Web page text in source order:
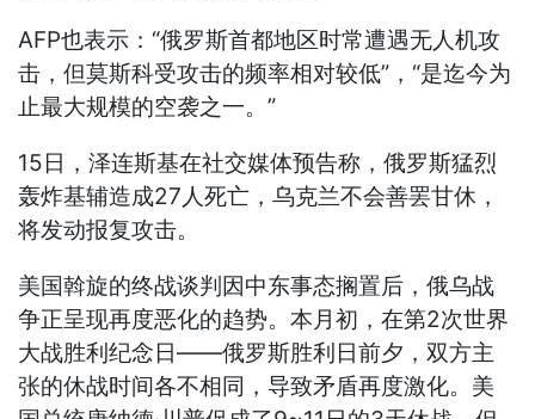
AFP也表示：“俄罗斯首都地区时常遭遇无人机攻
击，但莫斯科受攻击的频率相对较低”，“是迄今为
止最大规模的空袭之一。”
15日，泽连斯基在社交媒体预告称，俄罗斯猛烈
轰炸基辅造成27人死亡，乌克兰不会善罢甘休，
将发动报复攻击。
美国斡旋的终战谈判因中东事态搁置后，俄乌战
争正呈现再度恶化的趋势。本月初，在第2次世界
大战胜利纪念日——俄罗斯胜利日前夕，双方主
张的休战时间各不相同，导致矛盾再度激化。美